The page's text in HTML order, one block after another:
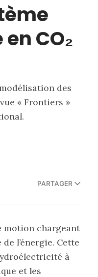
CO₂
des
« Frontiers »
PARTAGER
motion chargeant
l’énergie. Cette
à
et les